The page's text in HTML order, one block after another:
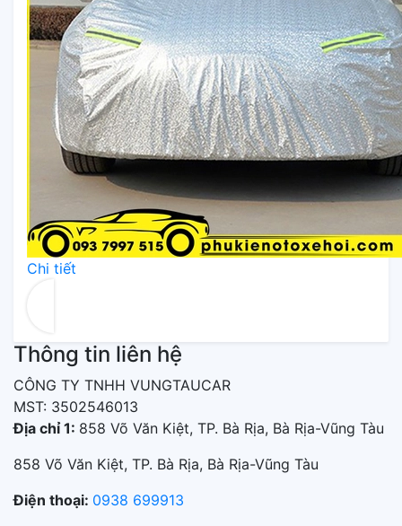
Chi tiết
Giảm 150.000₫Áo trùm
xe Kia Sedona
Chi tiết
Giảm 60.000₫Áo trùm
xe Kia Sorento
Chi tiết
Giảm 50.000₫Áo trùm
xe Kia Optima
Giảm 50.000₫Áo trùm
xe Kia Cerato
Chi tiết
Thông tin liên hệ
CÔNG TY TNHH VUNGTAUCAR
MST: 3502546013
Địa chỉ 1: 858 Võ Văn Kiệt, TP. Bà Rịa, Bà Rịa-Vũng Tàu
858 Võ Văn Kiệt, TP. Bà Rịa, Bà Rịa-Vũng Tàu
Điện thoại: 0938 699913